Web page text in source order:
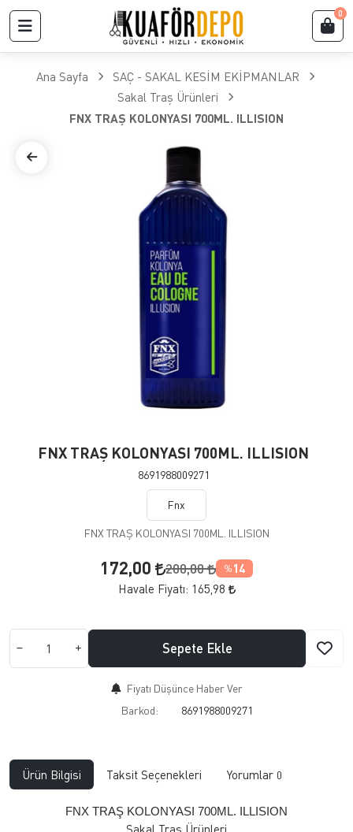
0
Ana Sayfa
SAÇ - SAKAL KESİM EKİPMANLAR
Sakal Traş Ürünleri
FNX TRAŞ KOLONYASI 700ML. ILLISION
FNX TRAŞ KOLONYASI 700ML. ILLISION
8691988009271
Fnx
FNX TRAŞ KOLONYASI 700ML. ILLISION
172,00 200,00 % 14
Havale Fiyatı: 165,98
Sepete Ekle
Fiyatı Düşünce Haber Ver
Barkod:
8691988009271
Ürün Bilgisi Taksit Seçenekleri Yorumlar 0
FNX TRAŞ KOLONYASI 700ML. ILLISION
Sakal Traş Ürünleri